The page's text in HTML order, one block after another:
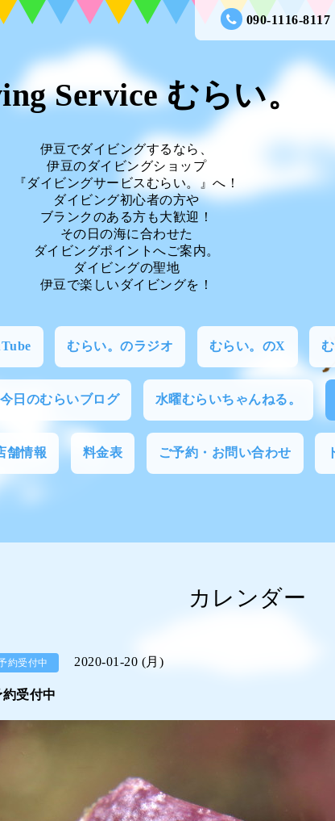
090-1116-8117
Service むらい。
伊豆でダイビングするなら、
伊豆のダイビングショップ
『ダイビングサービスむらい。』へ！
ダイビング初心者の方や
ブランクのある方も大歓迎！
その日の海に合わせた
ダイビングポイントへご案内。
ダイビングの聖地
伊豆で楽しいダイビングを！
むらい。のラジオ むらい。のX
今日のむらいブログ 水曜むらいちゃんねる。
舗情報 料金表 ご予約・お問い合わせ
カレンダー
約受付中 2020-01-20 (月)
約受付中